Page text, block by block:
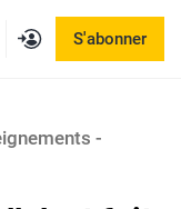
S'abonner
-